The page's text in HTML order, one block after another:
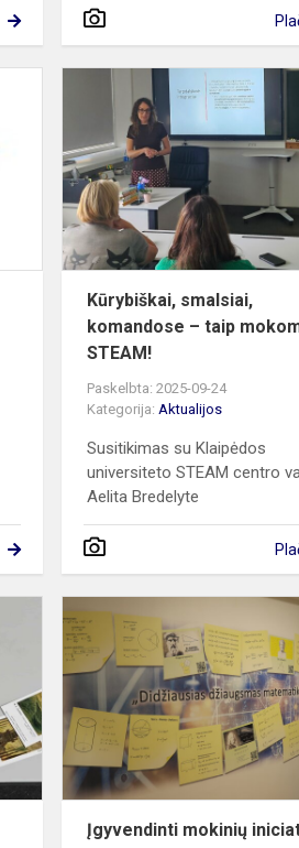
Gimnazijos
pavėžėjimas
Kūrybiškai, smalsiai,
komandose – taip
STEAM!
Paskelbta: 2025-09-24
Kategorija:Aktualijos
Susitikimas su Klaipėdos
universiteto STEAM centro
Aelita Bredelyte
Diena
Čiurlioniui
ir
su
ČiurlioniuĮgyvendinti mokinių